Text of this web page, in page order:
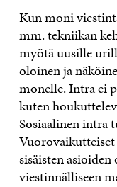
Kun moni
mm. tekniikan
myötä uusille
oloinen ja
monelle. Intra ei
kuten
Sosiaalinen intra
Vuorovaikutteiset
sisäisten
viestinnälliseen